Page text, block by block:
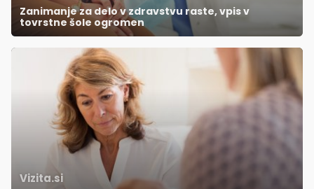
Zanimanje za delo v zdravstvu raste, vpis v
tovrstne šole ogromen
Vizita.si